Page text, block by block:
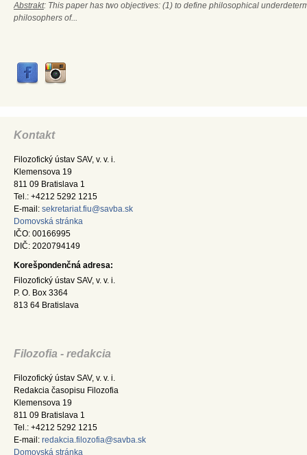
Abstrakt: This paper has two objectives: (1) to define philosophical
philosophers of...
Kontakt
Filozofický ústav SAV, v. v. i.
Klemensova 19
811 09 Bratislava 1
Tel.: +4212 5292 1215
E-mail: sekretariat.fiu@savba.sk
Domovská stránka
IČO: 00166995
DIČ: 2020794149
Korešpondenčná adresa:
Filozofický ústav SAV, v. v. i.
P. O. Box 3364
813 64 Bratislava
Filozofia - redakcia
Filozofický ústav SAV, v. v. i.
Redakcia časopisu Filozofia
Klemensova 19
811 09 Bratislava 1
Tel.: +4212 5292 1215
E-mail: redakcia.filozofia@savba.sk
Domovská stránka